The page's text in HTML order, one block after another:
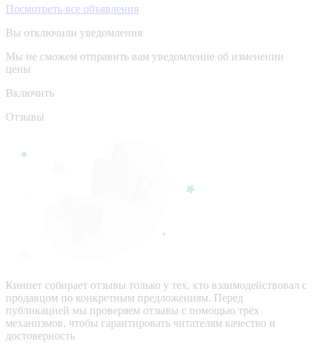
Посмотреть все объявления
Вы отключили уведомления
Мы не сможем отправить вам уведомление об изменении
цены
Включить
Отзывы
Кинпет собирает отзывы только у тех, кто взаимодействовал с
продавцом по конкретным предложениям. Перед
публикацией мы проверяем отзывы с помощью трёх
механизмов, чтобы гарантировать читателям качество и
достоверность